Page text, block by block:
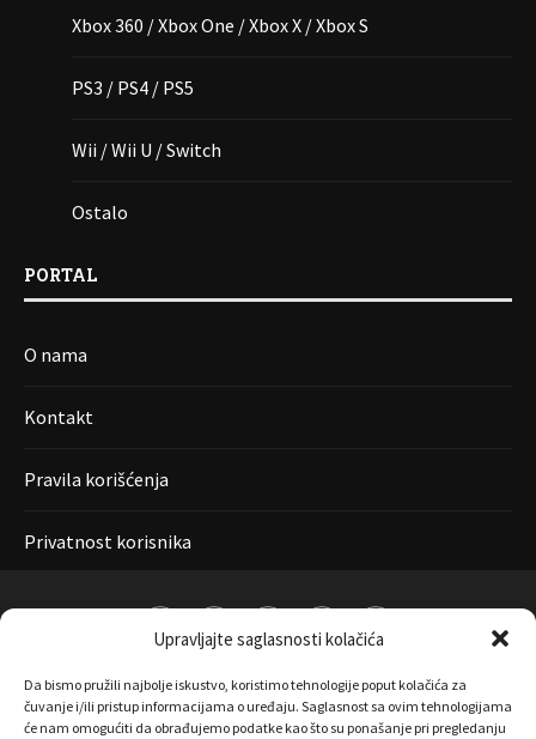
Upravljajte saglasnosti kolačića
Da bismo pružili najbolje iskustvo, koristimo tehnologije poput kolačića za
čuvanje i/ili pristup informacijama o uređaju. Saglasnost sa ovim tehnologijama
će nam omogućiti da obrađujemo podatke kao što su ponašanje pri pregledanju
Xbox 360 / Xbox One / Xbox X / Xbox S
PS3 / PS4 / PS5
Wii / Wii U / Switch
Ostalo
PORTAL
O nama
Kontakt
Pravila korišćenja
Privatnost korisnika